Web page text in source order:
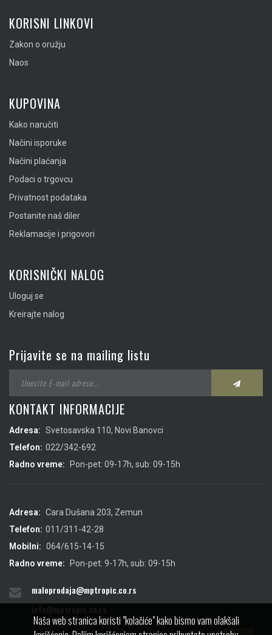
KORISNI LINKOVI
Zakon o oružju
Naos
KUPOVINA
Kako naručiti
Načini isporuke
Načini plaćanja
Podaci o trgovcu
Privatnost podataka
Postanite naš diler
Reklamacije i prigovori
KORISNIČKI NALOG
Uloguj se
Kreirajte nalog
Prijavite se na mailing listu
KONTAKT INFORMACIJE
Adresa: Svetosavska 110, Novi Banovci
Telefon: 022/342-692
Radno vreme:
Pon-pet: 09-17h, sub: 09-15h
Adresa: Cara Dušana 203, Zemun
Telefon: 011/311-42-28
Mobilni: 064/615-14-15
Radno vreme:
Pon-pet: 9-17h, sub: 09-15h
maloprodaja@mptropic.co.rs
Naša web stranica koristi "kolačiće" kako bismo vam olakšali